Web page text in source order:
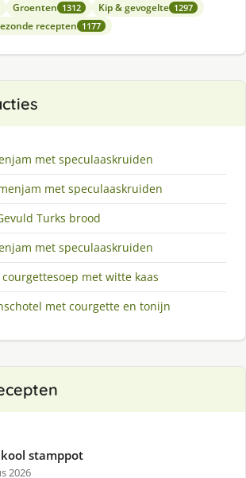
Groenten 1312 Kip & gevogelte 1297
recepten 1177
met speculaaskruiden
met speculaaskruiden
Turks brood
met speculaaskruiden
met witte kaas
met courgette en tonijn
stamppot
2026